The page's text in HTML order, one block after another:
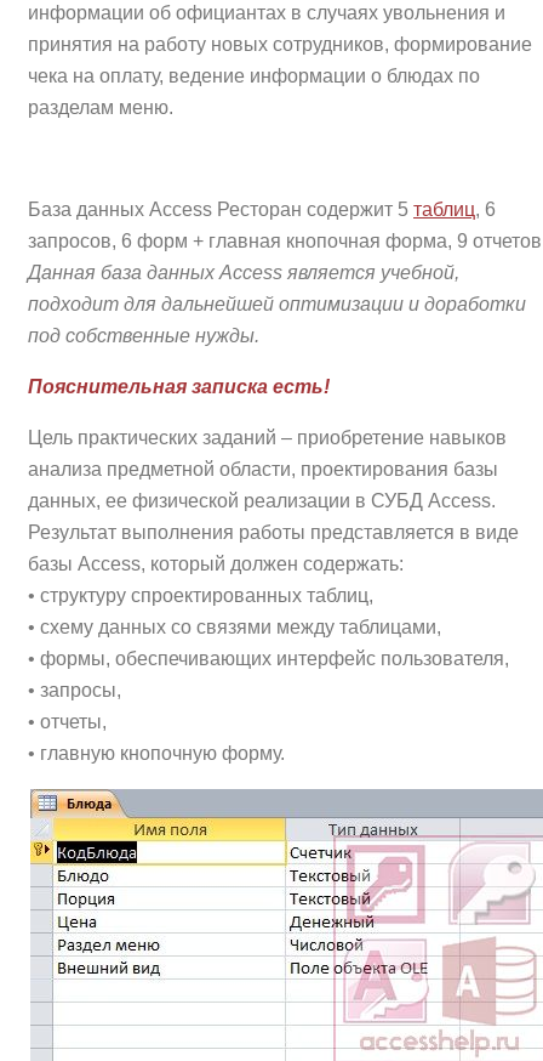
информации об официантах в случаях увольнения и
принятия на работу новых сотрудников, формирование
чека на оплату, ведение информации о блюдах по
разделам меню.
База данных Access Ресторан содержит 5 таблиц, 6
запросов, 6 форм + главная кнопочная форма, 9
Данная база данных Access является учебной,
подходит для дальнейшей оптимизации и доработки
под собственные нужды.
Пояснительная записка есть!
Цель практических заданий – приобретение навыков
анализа предметной области, проектирования базы
данных, ее физической реализации в СУБД Access.
Результат выполнения работы представляется в виде
базы Access, который должен содержать:
• структуру спроектированных таблиц,
• схему данных со связями между таблицами,
• формы, обеспечивающих интерфейс пользователя,
• запросы,
• отчеты,
• главную кнопочную форму.